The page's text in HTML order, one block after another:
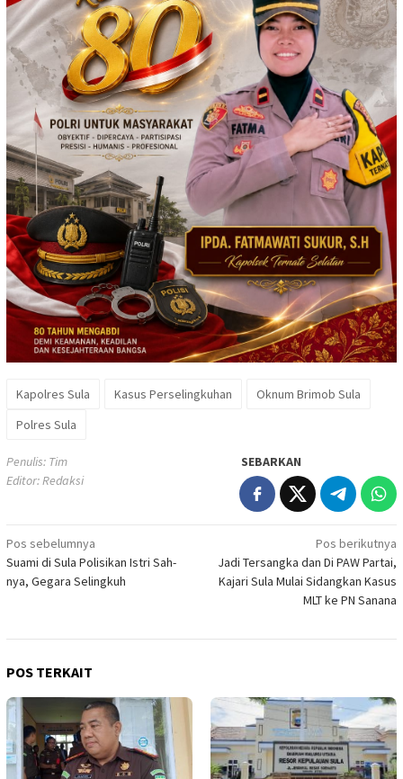
Kapolres Sula Kasus Perselingkuhan
Oknum Brimob Sula
Polres Sula
Penulis: Tim
Editor: Redaksi
SEBARKAN
Navigasi
pos
Pos sebelumnya
Suami di Sula Polisikan Istri Sah-
nya, Gegara Selingkuh
Pos berikutnya
Jadi Tersangka dan Di PAW Partai,
Kajari Sula Mulai Sidangkan Kasus
MLT ke PN Sanana
POS TERKAIT